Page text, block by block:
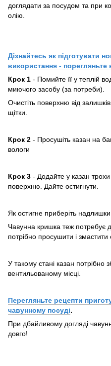
доглядати за посудом та при
олію.
Дізнайтесь як підготувати
використання - порегляньте
Крок 1 - Помийте її у теплій
миючого засобу (за потреби).
Очистіть поверхню від
щітки.
Крок 2 - Просушіть казан на
вологи
Крок 3 - Додайте у казан трохи
поверхню. Дайте остигнути.
Як остигне приберіть надлишки
Чавунна кришка теж потребує
потрібно просушити і змастити
У такому стані казан потрібно
вентильованому місці.
Перегляньте рецепти
чавунному посуді.
При дбайливому догляді
довго!